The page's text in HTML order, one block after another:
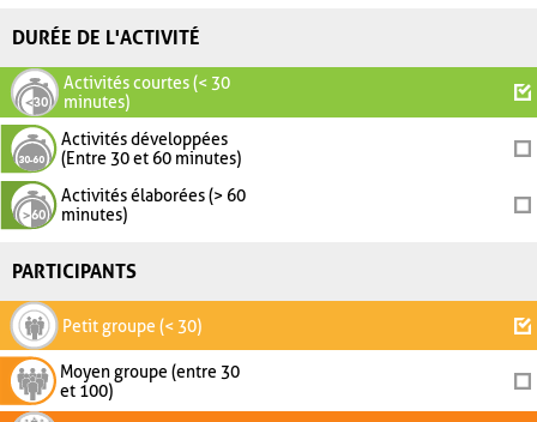
DURÉE DE L'ACTIVITÉ
Activités courtes (< 30
minutes)
Activités développées
(Entre 30 et 60 minutes)
Activités élaborées (> 60
minutes)
PARTICIPANTS
Petit groupe (< 30)
Moyen groupe (entre 30
et 100)